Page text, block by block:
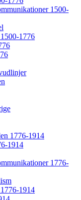
1500-
1776
1776-1914
1914
1776-
1914